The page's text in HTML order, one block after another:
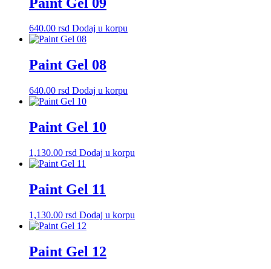
640.00 rsd Dodaj u korpu
Paint Gel 08
640.00 rsd Dodaj u korpu
Paint Gel 10
1,130.00 rsd Dodaj u korpu
Paint Gel 11
1,130.00 rsd Dodaj u korpu
Paint Gel 12